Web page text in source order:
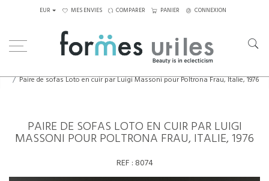
EUR MES ENVIES COMPARER PANIER CONNEXION
Paire de sofas Loto en cuir par Luigi Massoni pour Poltrona Frau, Italie, 1976
PAIRE DE SOFAS LOTO EN CUIR PAR LUIGI
MASSONI POUR POLTRONA FRAU, ITALIE, 1976
REF : 8074